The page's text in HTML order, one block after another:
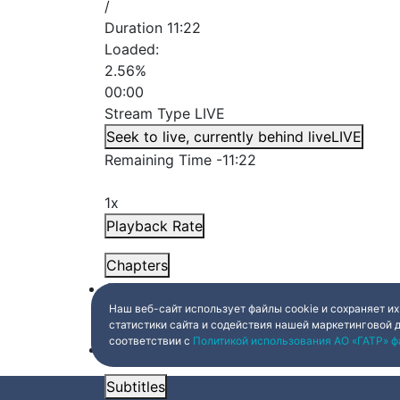
/
Duration 11:22
Loaded:
2.56%
00:00
Stream Type LIVE
Seek to live, currently behind liveLIVE
Remaining Time -11:22
1x
Playback Rate
Chapters
Chapters
Descriptions
descriptions off, selected
Subtitles
Наш веб-сайт использует файлы cookie и сохраняет
статистики сайта и содействия нашей
соответствии с Политикой использования АО «ГАТР»